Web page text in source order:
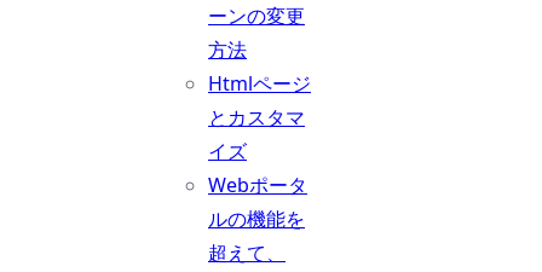
ーンの変更
方法
Htmlページ
とカスタマ
イズ
Webポータ
ルの機能を
超えて、